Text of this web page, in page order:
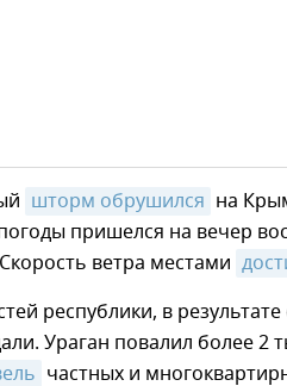
шторм обрушился на
пришелся на вечер
ветра местами
республики, в
Ураган повалил более 2
частных и